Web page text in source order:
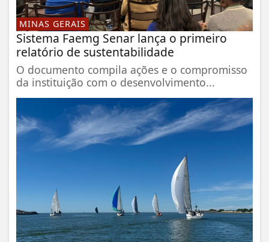
MINAS GERAIS
Sistema Faemg Senar lança o primeiro
relatório de sustentabilidade
O documento compila ações e o compromisso
da instituição com o desenvolvimento...